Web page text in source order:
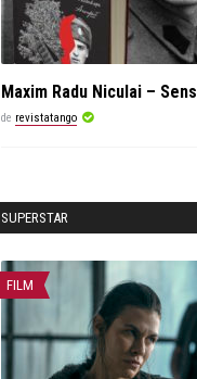
Maxim Radu Niculai – Sens
de revistatango
SUPERSTAR
FILM